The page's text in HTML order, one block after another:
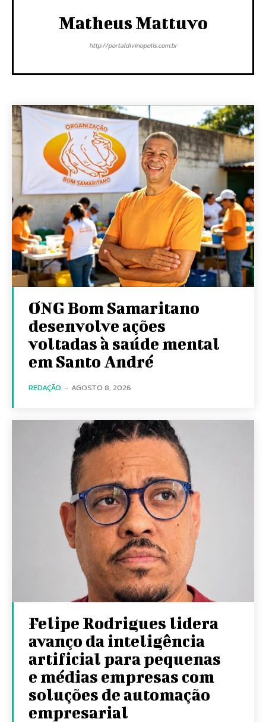
Matheus Mattuvo
http://portaldivinopolis.com.br
ONG Bom Samaritano
desenvolve ações
voltadas à saúde mental
em Santo André
REDAÇÃO - AGOSTO 8, 2026
Felipe Rodrigues lidera
avanço da inteligência
artificial para pequenas
e médias empresas com
soluções de automação
empresarial